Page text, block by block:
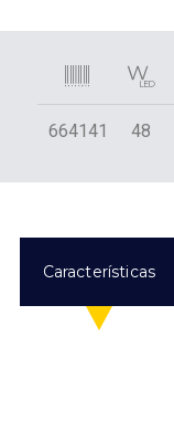
664141 48
Características